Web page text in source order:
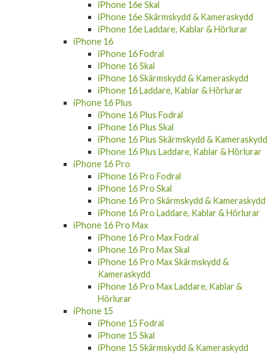
iPhone 16e Skärmskydd & Kameraskydd
iPhone 16e Laddare, Kablar & Hörlurar
iPhone 16
iPhone 16 Fodral
iPhone 16 Skal
iPhone 16 Skärmskydd & Kameraskydd
iPhone 16 Laddare, Kablar & Hörlurar
iPhone 16 Plus
iPhone 16 Plus Fodral
iPhone 16 Plus Skal
iPhone 16 Plus Skärmskydd & Kameraskydd
iPhone 16 Plus Laddare, Kablar & Hörlurar
iPhone 16 Pro
iPhone 16 Pro Fodral
iPhone 16 Pro Skal
iPhone 16 Pro Skärmskydd & Kameraskydd
iPhone 16 Pro Laddare, Kablar & Hörlurar
iPhone 16 Pro Max
iPhone 16 Pro Max Fodral
iPhone 16 Pro Max Skal
iPhone 16 Pro Max Skärmskydd &
Kameraskydd
iPhone 16 Pro Max Laddare, Kablar &
Hörlurar
iPhone 15
iPhone 15 Fodral
iPhone 15 Skal
iPhone 15 Skärmskydd & Kameraskydd
iPhone 15 Laddare, Kablar & Hörlurar